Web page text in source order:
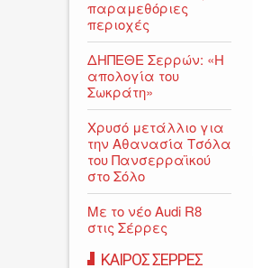
παραμεθόριες
περιοχές
ΔΗΠΕΘΕ Σερρών: «Η
απολογία του
Σωκράτη»
Χρυσό μετάλλιο για
την Αθανασία Τσόλα
του Πανσερραϊκού
στο Σόλο
Με το νέο Audi R8
στις Σέρρες
ΚΑΙΡΟΣ ΣΕΡΡΕΣ